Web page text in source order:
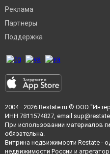
Реклама
Партнеры
Поддержка
2004—2026 Restate.ru ® ООО
ИНН 7811574827, email
При использовании материалов
обязательна.
Витрина недвижимости Restate -
недвижимости России и